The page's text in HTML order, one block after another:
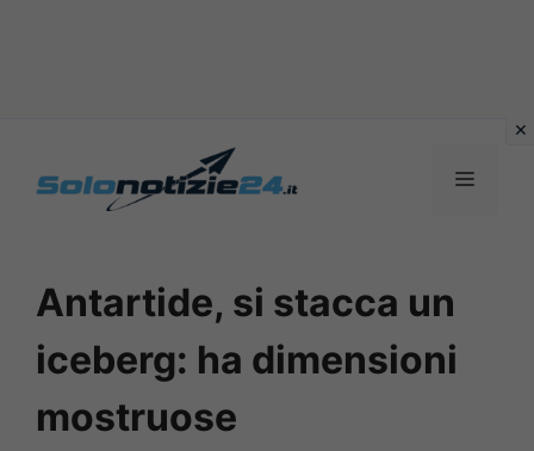
MENU
Antartide, si stacca un
iceberg: ha dimensioni
mostruose